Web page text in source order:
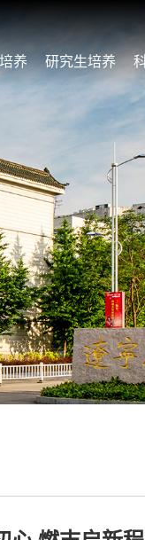
养 研究生培养